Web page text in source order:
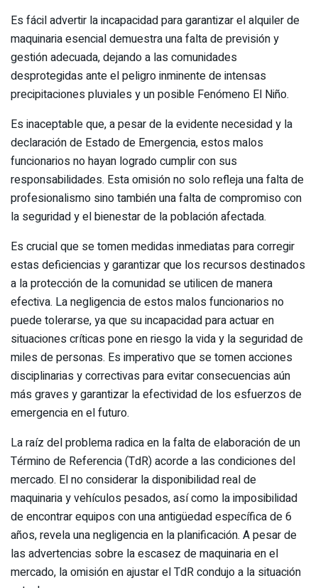
Es fácil advertir la incapacidad para garantizar el alquiler de
maquinaria esencial demuestra una falta de previsión y
gestión adecuada, dejando a las comunidades
desprotegidas ante el peligro inminente de intensas
precipitaciones pluviales y un posible Fenómeno El Niño.
Es inaceptable que, a pesar de la evidente necesidad y la
declaración de Estado de Emergencia, estos malos
funcionarios no hayan logrado cumplir con sus
responsabilidades. Esta omisión no solo refleja una falta de
profesionalismo sino también una falta de compromiso con
la seguridad y el bienestar de la población afectada.
Es crucial que se tomen medidas inmediatas para corregir
estas deficiencias y garantizar que los recursos destinados
a la protección de la comunidad se utilicen de manera
efectiva. La negligencia de estos malos funcionarios no
puede tolerarse, ya que su incapacidad para actuar en
situaciones críticas pone en riesgo la vida y la seguridad de
miles de personas. Es imperativo que se tomen acciones
disciplinarias y correctivas para evitar consecuencias aún
más graves y garantizar la efectividad de los esfuerzos de
emergencia en el futuro.
La raíz del problema radica en la falta de elaboración de un
Término de Referencia (TdR) acorde a las condiciones del
mercado. El no considerar la disponibilidad real de
maquinaria y vehículos pesados, así como la imposibilidad
de encontrar equipos con una antigüedad específica de 6
años, revela una negligencia en la planificación. A pesar de
las advertencias sobre la escasez de maquinaria en el
mercado, la omisión en ajustar el TdR condujo a la situación